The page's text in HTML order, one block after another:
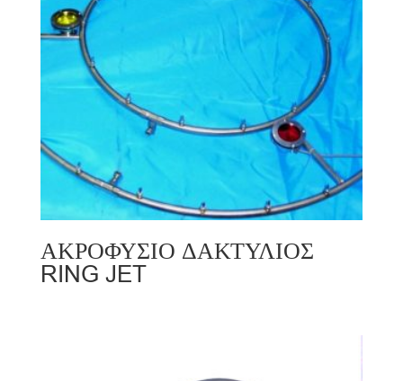
ΑΚΡΟΦΥΣΙΟ ΔΑΚΤΥΛΙΟΣ
RING JET